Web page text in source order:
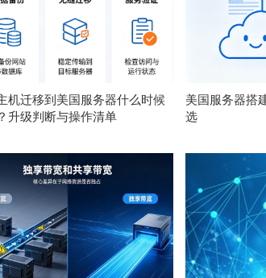
机迁移到美国服务器什么时候
升级判断与操作清单
美国服务器搭
选